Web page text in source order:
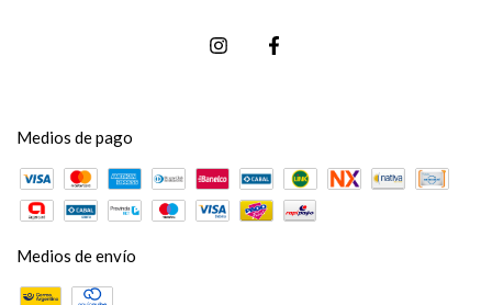
Medios de pago
Medios de envío